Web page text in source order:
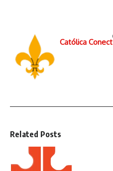
Católica Conect
Related Posts